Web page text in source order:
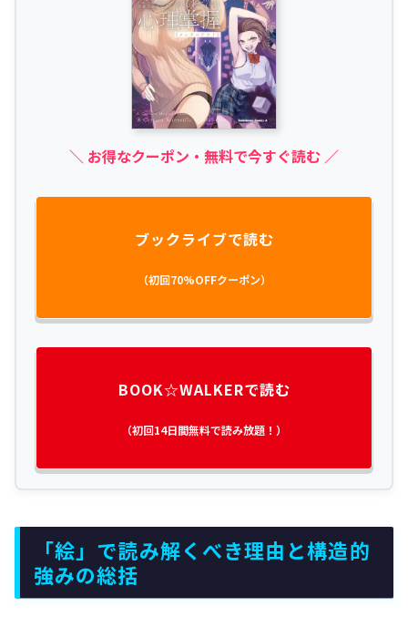
＼ お得なクーポン・無料で今すぐ読む ／
ブックライブで読む
（初回70%OFFクーポン）
BOOK☆WALKERで読む
（初回14日間無料で読み放題！）
「絵」で読み解くべき理由と構造的
強みの総括